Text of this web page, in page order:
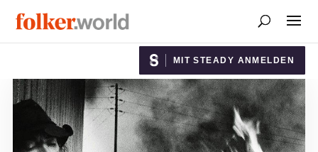
MIT STEADY ANMELDEN